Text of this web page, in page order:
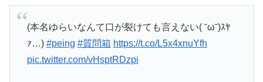
(本名ゆらいなんて口が裂けても言えない( ˘ω˘)ｽﾔ
ｧ…) #peing #質問箱 https://t.co/L5x4xnuYfh
pic.twitter.com/vHsptRDzpi